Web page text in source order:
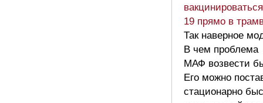
19 прямо в
Так наверное
В чем проблема
МАФ возвести
Его можно
стационарно